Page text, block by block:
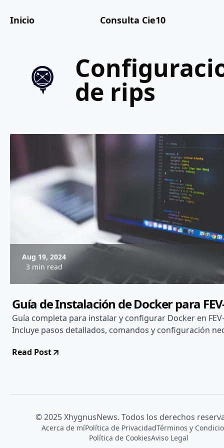
Inicio Consulta Cie10
configuracion
de rips
Aug 19, 2024
3 min read
Guía de Instalación de Docker para
Guía completa para instalar y configurar Docker en FEV-
Incluye pasos detallados, comandos y configuración
Read Post
© 2025 XhygnusNews. Todos los derechos
Acerca de míPolítica de PrivacidadTérminos y
Política de CookiesAviso Legal